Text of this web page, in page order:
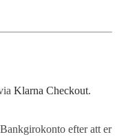
Klarna Checkout.
efter att er